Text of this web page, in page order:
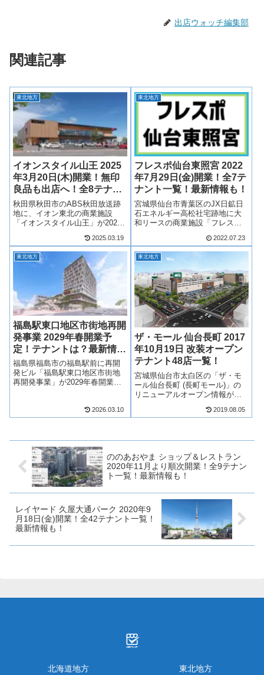
出店ウォッチ編集部
関連記事
東北地方
イオンスタイル山王 2025
年3月20日(木)開業！無印
良品も出店へ！全8テナン
ト一覧！最新情報も！
秋田県秋田市のABS秋田放送跡
地に、イオン東北の商業施設
「イオンスタイル山王」が2025
イルが秋田市中心部にほど近い
場所に誕生！無印良品も出店
へ！そんな、イオンスタイル山
王がどのような商業施設になる
2025.03.19
東北地方
フレスポ仙台東照宮 2022
年7月29日(金)開業！全7テ
ナント一覧！最新情報も！
宮城県仙台市青葉区のJX日鉱日
石エネルギー高松社宅跡地に大
和リースの商業施設「フレスポ
(金)に開業！フレスポ仙台東照宮
は、食品スーパーマーケット
「ヨークベニマル」を中心に7店
舗が出店！フレスポ仙台東照宮
がど...
2022.07.23
東北地方
福島駅東口地区市街地再開
発事業 2029年春開業予
定！テナントは？最新情報
も！
福島県福島市の福島駅前に再開
発ビル「福島駅東口地区市街地
再開発事業」が2029年春開業予
商業施設には様々なジャンルの
複数店舗が出店予定！福島駅前
待が高まって...
2026.03.10
東北地方
ザ・モール 仙台長町 2017
年10月19日 改装オープン
テナント48店一覧！
宮城県仙台市太白区の「ザ・モ
ール仙台長町 (長町モール)」の
リニューアルオープン情報が明
ーアルを実施し、10月19日を中
す！ザ モール 仙台長町について
2019.08.05
ののあおやま ショップ＆レストラン
2020年11月より順次開業！全9テナン
ト一覧！最新情報も！
レイヤード 久屋大通パーク 2020年9
月18日(金)開業！全42テナント一覧！
最新情報も！
北海道地方 東北地方